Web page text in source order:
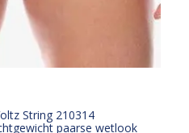
String 210314
paarse wetlook